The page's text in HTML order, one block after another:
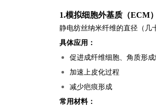
1.模拟细胞外基质（ECM
静电纺丝纳米纤维的直径（几
具体应用：
促进成纤维细胞、角质形
加速上皮化过程
减少疤痕形成
常用材料：